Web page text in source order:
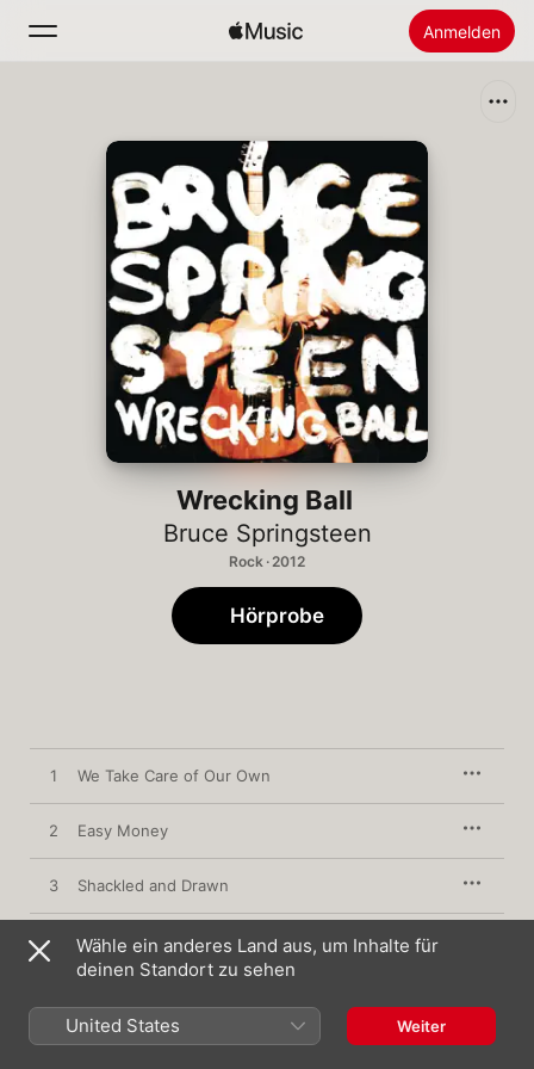
Anmelden
Apple Music installieren
Wrecking Ball
Bruce Springsteen
Rock · 2012
Hörprobe
1 We Take Care of Our Own
2 Easy Money
3 Shackled and Drawn
4 Jack of All Trades
6 This Depression
Wähle ein anderes Land aus, um Inhalte für
deinen Standort zu sehen
United States Weiter